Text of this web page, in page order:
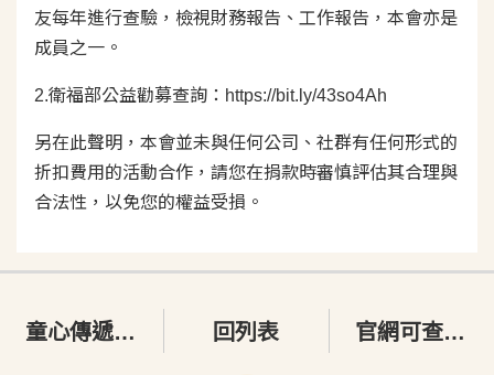
友每年進行查驗，檢視財務報告、工作報告，本會亦是
成員之一。
2.衛福部公益勸募查詢： https://bit.ly/43so4Ah
另在此聲明，本會並未與任何公司、社群有任何形式的
折扣費用的活動合作，請您在捐款時審慎評估其合理與
合法性，以免您的權益受損。
童心傳遞 玩樂快藝 回列表 官網可查詢電子收據囉～